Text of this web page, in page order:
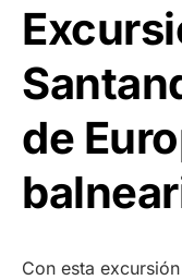
de
Con esta